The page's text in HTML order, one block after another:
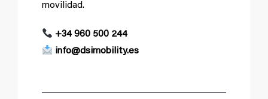
movilidad.
+34 960 500 244
info@dsimobility.es